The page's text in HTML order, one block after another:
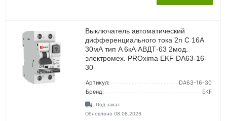
Выключатель автоматический
дифференциального тока 2п C 16А
30мА тип A 6кА АВДТ-63 2мод.
электромех. PROxima EKF DA63-16-
30
Артикул:
DA63-16-30
Бренд:
EKF
Под заказ
Обновлено 08.08.2026